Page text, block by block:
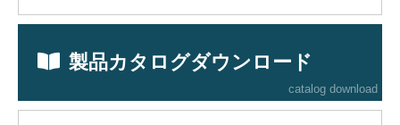
製品カタログダウンロード
catalog download